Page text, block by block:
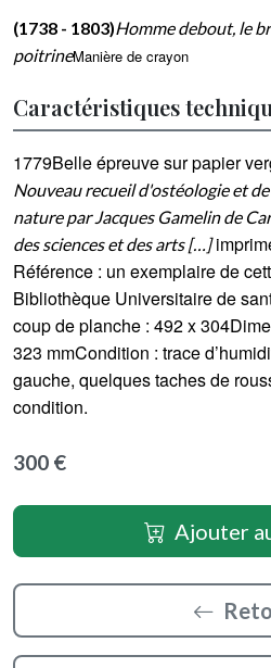
(1738 - 1803)Homme debout, le
poitrineManière de crayon
Caractéristiques
1779Belle épreuve sur papier
Nouveau recueil d'ostéologie et
nature par Jacques Gamelin de
des sciences et des arts […]
Référence : un exemplaire de
Bibliothèque Universitaire de
coup de planche : 492 x
323 mmCondition : trace
gauche, quelques taches de
condition.
300 €
Ajouter